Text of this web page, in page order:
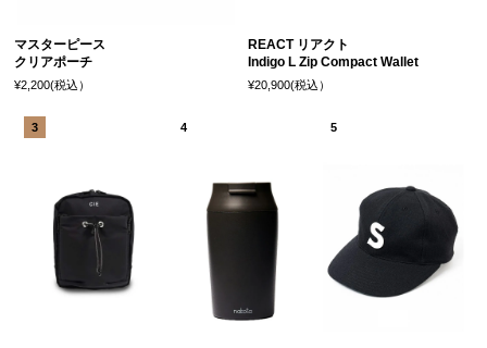
マスターピース
クリアポーチ
¥2,200(税込）
REACT リアクト
Indigo L Zip Compact Wallet
¥20,900(税込）